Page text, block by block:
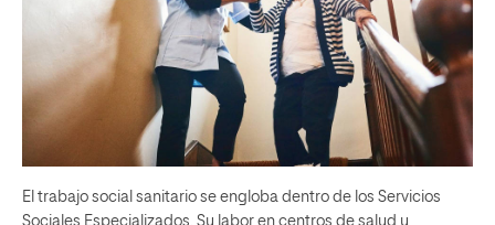
El trabajo social sanitario se engloba dentro de los Servicios
Sociales Especializados. Su labor en centros de salud y